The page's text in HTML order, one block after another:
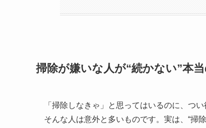
掃除が嫌いな人が“続かない”本
「掃除しなきゃ」と思ってはいるのに、つ
そんな人は意外と多いものです。実は、“掃